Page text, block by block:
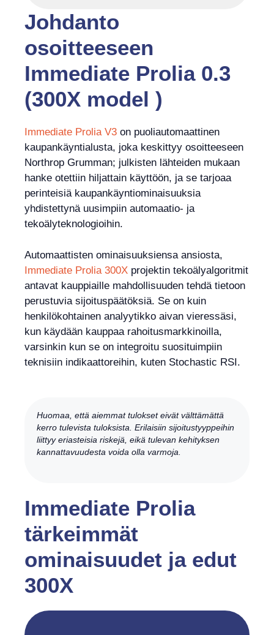
Johdanto
osoitteeseen
Immediate Prolia 0.3
(300X model )
Immediate Prolia V3 on puoliautomaattinen
kaupankäyntialusta, joka keskittyy osoitteeseen
Northrop Grumman; julkisten lähteiden mukaan
hanke otettiin hiljattain käyttöön, ja se tarjoaa
perinteisiä kaupankäyntiominaisuuksia
yhdistettynä uusimpiin automaatio- ja
tekoälyteknologioihin.
Automaattisten ominaisuuksiensa ansiosta,
Immediate Prolia 300X projektin tekoälyalgoritmit
antavat kauppiaille mahdollisuuden tehdä tietoon
perustuvia sijoituspäätöksiä. Se on kuin
henkilökohtainen analyytikko aivan vieressäsi,
kun käydään kauppaa rahoitusmarkkinoilla,
varsinkin kun se on integroitu suosituimpiin
teknisiin indikaattoreihin, kuten Stochastic RSI.
Huomaa, että aiemmat tulokset eivät välttämättä
kerro tulevista tuloksista. Erilaisiin sijoitustyyppeihin
liittyy eriasteisia riskejä, eikä tulevan kehityksen
kannattavuudesta voida olla varmoja.
Immediate Prolia
tärkeimmät
ominaisuudet ja edut
300X